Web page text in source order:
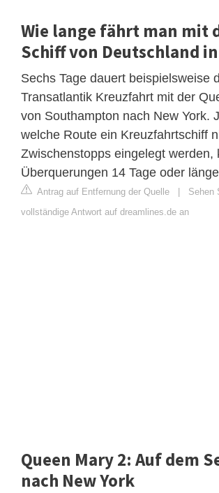
Wie lange fährt man mit
Schiff von Deutschland in
Sechs Tage dauert beispielsweise
Transatlantik Kreuzfahrt mit der
von Southampton nach New York.
welche Route ein Kreuzfahrtschiff
Zwischenstopps eingelegt werden,
Überquerungen 14 Tage oder
Antrag auf Entfernung der Quelle
Sehen
vollständige Antwort auf dreamlines.de an
Queen Mary 2: Auf dem
nach New York